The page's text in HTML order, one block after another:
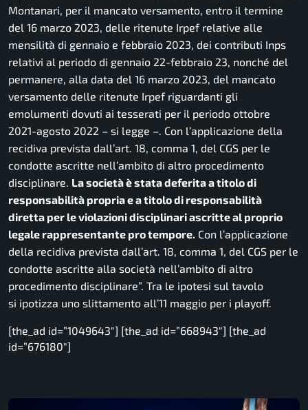
Montanari, per il mancato versamento, entro il termine
del 16 marzo 2023, delle ritenute Irpef relative alle
mensilità di gennaio e febbraio 2023, dei contributi Inps
relativi al periodo di gennaio 22-febbraio 23, nonché del
permanere, alla data del 16 marzo 2023, del mancato
versamento delle ritenute Irpef riguardanti gli
emolumenti dovuti ai tesserati per il periodo ottobre
2021-agosto 2022 – si legge – . Con l’applicazione della
recidiva prevista dall’art. 18, comma 1, del CGS per le
condotte ascritte nell’ambito di altro procedimento
disciplinare. La società è stata deferita a titolo di
responsabilità propria e a titolo di responsabilità
diretta per le violazioni disciplinari ascritte al proprio
legale rappresentante pro tempore. Con l’applicazione
della recidiva prevista dall’art. 18, comma 1, del CGS per le
condotte ascritte alla società nell’ambito di altro
procedimento disciplinare”. Tra le ipotesi sul tavolo
si ipotizza uno slittamento all’11 maggio per i playoff.
[the_ad id=”1049643″] [the_ad id=”668943″] [the_ad
id=”676180″]